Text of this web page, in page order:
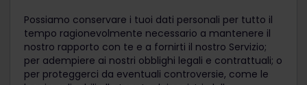
Possiamo conservare i tuoi dati personali per tutto il
tempo ragionevolmente necessario a mantenere il
nostro rapporto con te e a fornirti il nostro Servizio;
per adempiere ai nostri obblighi legali e contrattuali; o
per proteggerci da eventuali controversie, come le